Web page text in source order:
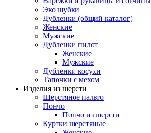
Эко шубки
Дубленки (общий каталог)
Женские
Мужские
Дубленки пилот
Женские
Мужские
Дубленки косухи
Тапочки с мехом
Изделия из шерсти
Шерстяное пальто
Пончо
Пончо из шерсти
Куртки шерстяные